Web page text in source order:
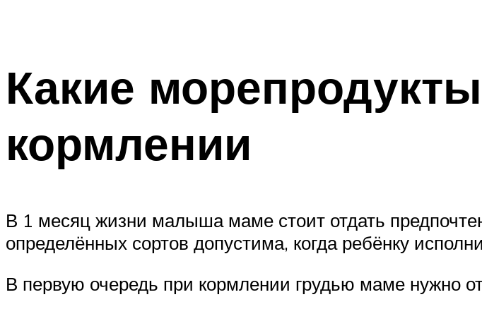
Какие
кормлении
В 1 месяц жизни малыша маме стоит отдать
определённых сортов допустима, когда ребёнку
В первую очередь при кормлении грудью маме нужно